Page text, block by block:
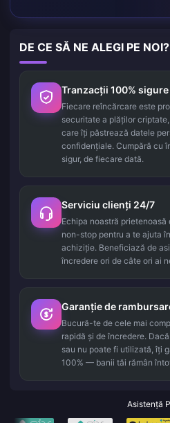
DE CE SĂ NE ALEGI PE NOI?
Tranzacții 100% sigure
Fiecare reîncărcare este
securitate a plăților
care îți păstrează datele
confidențiale. Cumpără cu
sigur, de fiecare dată.
Serviciu clienți 24/7
Echipa noastră
non-stop pentru a te ajuta
achiziție. Beneficiază de
încredere ori de câte ori ai
Garanție de
Bucură-te de cele mai
rapidă și de încredere.
sau nu poate fi utilizată, îți
100% — banii tăi rămân
Asistență